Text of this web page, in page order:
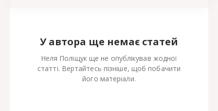
У автора ще немає статей
Неля Поліщук ще не опублікував жодної
статті. Вертайтесь пізніше, щоб побачити
його матеріали.